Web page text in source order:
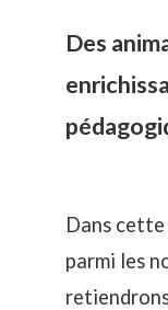
Des
Dans
parmi les